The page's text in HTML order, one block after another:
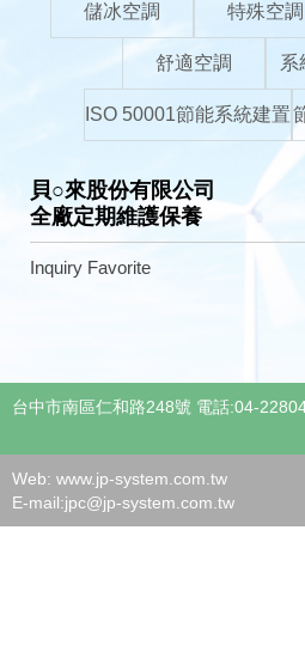
儲冰空調 特殊空調
舒適空調 系
ISO 50001節能系統建置
貝○來股份有限公司
全廠定期維護保養
Inquiry Favorite
台中市南區仁和路248號 電話:04-
Web: www.jp-system.com.tw
E-mail:jpc@jp-system.com.tw